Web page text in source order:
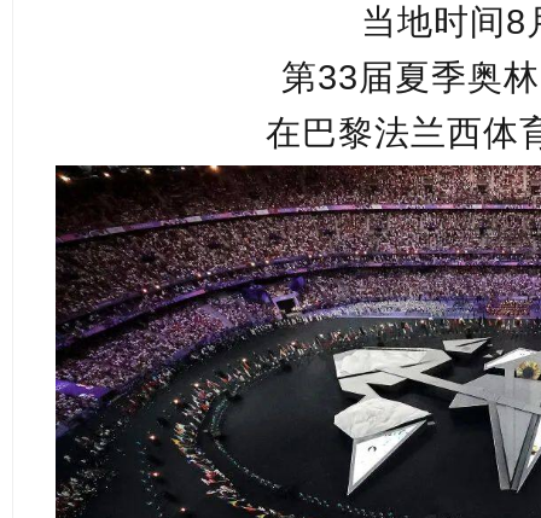
当地时间8
第33届夏季奥
在巴黎法兰西体